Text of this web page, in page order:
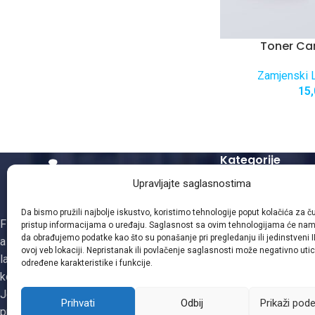
Upravljajte saglasnostima
Da bismo pružili najbolje iskustvo, koristimo tehnologije poput kolačića za
pristup informacijama o uređaju. Saglasnost sa ovim tehnologijama će
da obrađujemo podatke kao što su ponašanje pri pregledanju ili jedinstveni
ovoj veb lokaciji. Nepristanak ili povlačenje saglasnosti može negativno
određene karakteristike i funkcije.
Prihvati Odbij Prikaži
Toner
Zamjenski
Firma Gizmo je osnovana 1995. godine,
a obnovom i distribucijom patrona za
laserske i ink-jet štampače, faks i
kopirne uređaje se bavi od 2003. godine.
Jedina smo registrovana firma za
proizvodnju tonera i ketridža na području
Kategorije
Zamjenski
Zamjenski Kopir
Mašinsko
Zamjenski Inkjet